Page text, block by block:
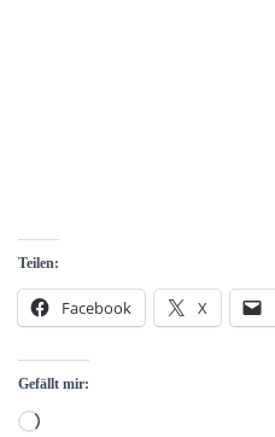
Teilen:
Facebook X
Gefällt mir:
Wird